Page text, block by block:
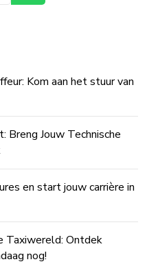
Kom aan het stuur van
Breng Jouw Technische
en start jouw carrière in
Taxiwereld: Ontdek
nog!